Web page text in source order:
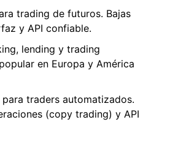
trading de futuros. Bajas
y API confiable.
lending y trading
en Europa y América
para traders automatizados.
(copy trading) y API